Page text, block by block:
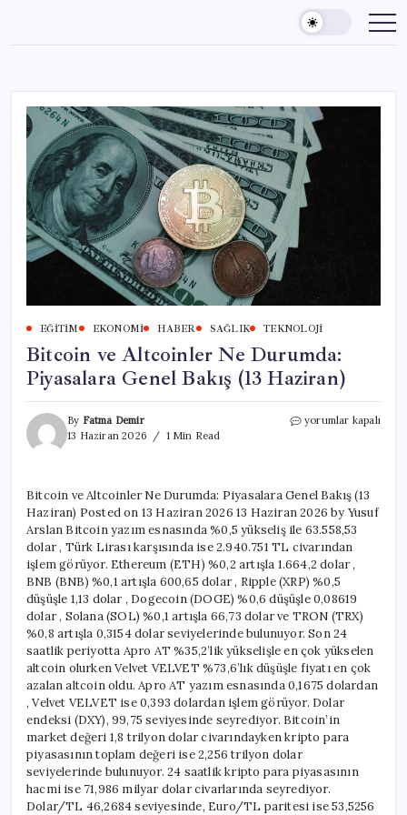
content
EĞITIM EKONOMI HABER SAĞLIK TEKNOLOJI
Bitcoin ve Altcoinler Ne Durumda:
Piyasalara Genel Bakış (13 Haziran)
By Fatma Demir
13 Haziran 2026
1 Min Read
Bitcoin
Piyasalara
Genel
Bakış
(13
Haziran)
için
yorumlar kapalı
Bitcoin ve Altcoinler Ne Durumda: Piyasalara Genel Bakış (13
Haziran) Posted on 13 Haziran 2026 13 Haziran 2026 by Yusuf
Arslan Bitcoin yazım esnasında %0,5 yükseliş ile 63.558,53
dolar , Türk Lirası karşısında ise 2.940.751 TL civarından
işlem görüyor. Ethereum (ETH) %0,2 artışla 1.664,2 dolar ,
BNB (BNB) %0,1 artışla 600,65 dolar , Ripple (XRP) %0,5
düşüşle 1,13 dolar , Dogecoin (DOGE) %0,6 düşüşle 0,08619
dolar , Solana (SOL) %0,1 artışla 66,73 dolar ve TRON (TRX)
%0,8 artışla 0,3154 dolar seviyelerinde bulunuyor. Son 24
saatlik periyotta Apro AT %35,2’lik yükselişle en çok yükselen
altcoin olurken Velvet VELVET %73,6’lık düşüşle fiyatı en çok
azalan altcoin oldu. Apro AT yazım esnasında 0,1675 dolardan
, Velvet VELVET ise 0,393 dolardan işlem görüyor. Dolar
endeksi (DXY), 99,75 seviyesinde seyrediyor. Bitcoin’in
market değeri 1,8 trilyon dolar civarındayken kripto para
piyasasının toplam değeri ise 2,256 trilyon dolar
seviyelerinde bulunuyor. 24 saatlik kripto para piyasasının
hacmi ise 71,986 milyar dolar civarlarında seyrediyor.
Dolar/TL 46,2684 seviyesinde, Euro/TL paritesi ise 53,5256